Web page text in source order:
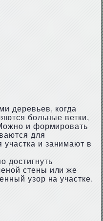
деревьев, когда
больные ветки,
и формировать
для
и занимают в
достигнуть
стены или же
узор на участке.